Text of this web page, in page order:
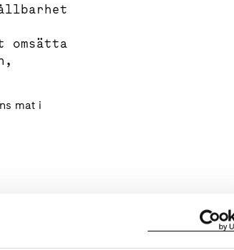
omsätta
mat i